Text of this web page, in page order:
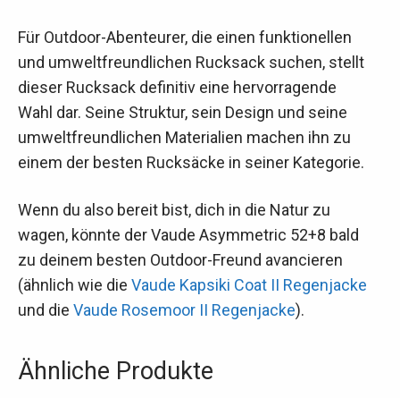
Für Outdoor-Abenteurer, die einen funktionellen
und umweltfreundlichen Rucksack suchen, stellt
dieser Rucksack definitiv eine hervorragende
Wahl dar. Seine Struktur, sein Design und seine
umweltfreundlichen Materialien machen ihn zu
einem der besten Rucksäcke in seiner Kategorie.
Wenn du also bereit bist, dich in die Natur zu
wagen, könnte der Vaude Asymmetric 52+8 bald
zu deinem besten Outdoor-Freund avancieren
(ähnlich wie die Vaude Kapsiki Coat II Regenjacke
und die Vaude Rosemoor II Regenjacke).
Ähnliche Produkte